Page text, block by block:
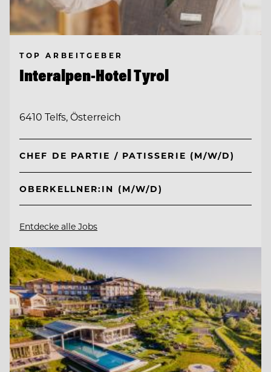
TOP ARBEITGEBER
Interalpen-Hotel Tyrol
6410 Telfs, Österreich
CHEF DE PARTIE / PATISSERIE (M/W/D)
OBERKELLNER:IN (M/W/D)
Entdecke alle Jobs